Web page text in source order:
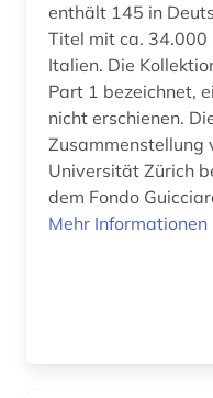
mailand (1)
malerei (1)
massimo (1)
enthält 145 in
Titel mit ca. 34.000
Italien. Die
Part 1 bezeichnet,
nicht erschienen.
Zusammenstellung
Universität Zürich
dem Fondo
Mehr Informationen